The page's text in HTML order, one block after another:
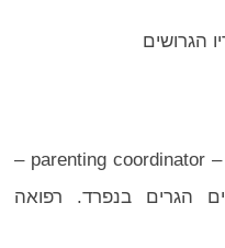
הגרושים
· גוטליב, ד. (2007). מתאם הורי – parenting coordinator –
הגרים בנפרד. רפואה